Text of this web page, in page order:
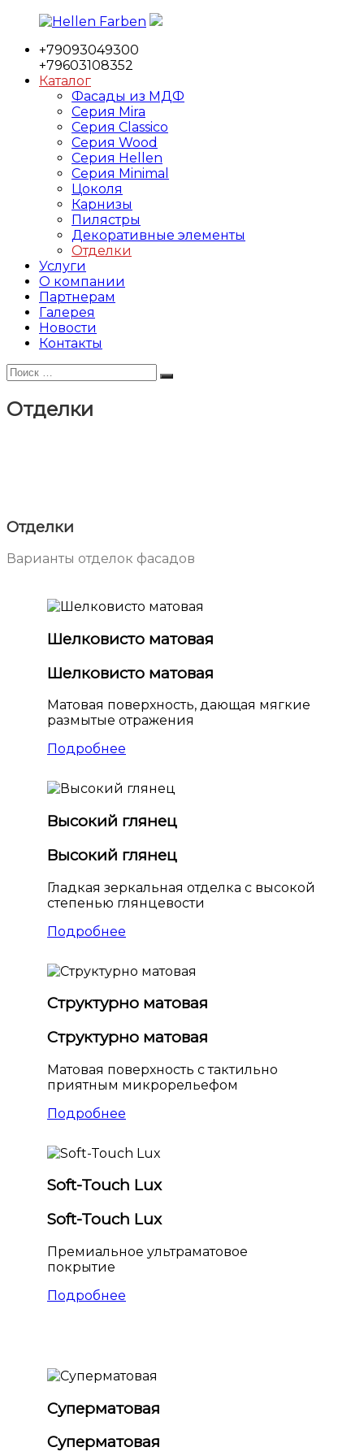
Перейти
содержимому
Hellen
Farben
Фабрика
мебельных
фасадов
+79093049300
+79603108352
Каталог
Фасады из МДФ
Серия Mira
Серия Classico
Серия Wood
Серия Hellen
Серия Minimal
Цоколя
Карнизы
Пилястры
Декоративные элементы
Отделки
Услуги
О компании
Партнерам
Галерея
Новости
Контакты
Искать:
Поиск
Отделки
Отделки
Варианты отделок фасадов
Шелковисто матовая
Шелковисто матовая
Матовая поверхность, дающая мягкие
размытые отражения
Подробнее
Высокий глянец
Высокий глянец
Гладкая зеркальная отделка с высокой
степенью глянцевости
Подробнее
Структурно матовая
Структурно матовая
Матовая поверхность с тактильно
приятным микрорельефом
Подробнее
Soft-Touch Lux
Soft-Touch Lux
Премиальное ультраматовое
покрытие
Подробнее
Суперматовая
Суперматовая